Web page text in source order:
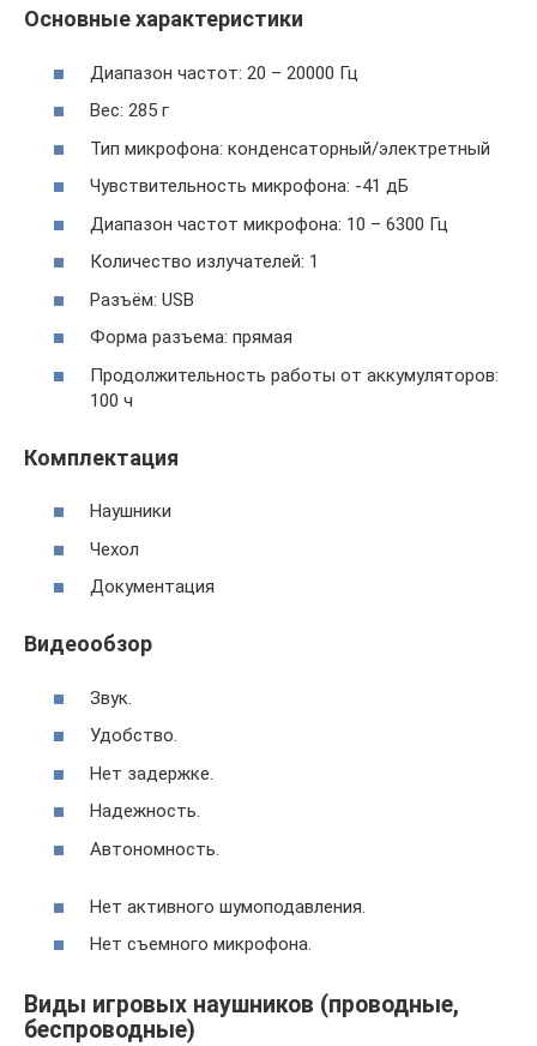
Основные характеристики
Диапазон частот: 20 – 20000 Гц
Вес: 285 г
Тип микрофона: конденсаторный/электретный
Чувствительность микрофона: -41 дБ
Диапазон частот микрофона: 10 – 6300 Гц
Количество излучателей: 1
Разъём: USB
Форма разъема: прямая
Продолжительность работы от аккумуляторов:
100 ч
Комплектация
Наушники
Чехол
Документация
Видеообзор
Звук.
Удобство.
Нет задержке.
Надежность.
Автономность.
Нет активного шумоподавления.
Нет съемного микрофона.
Виды игровых наушников (проводные,
беспроводные)